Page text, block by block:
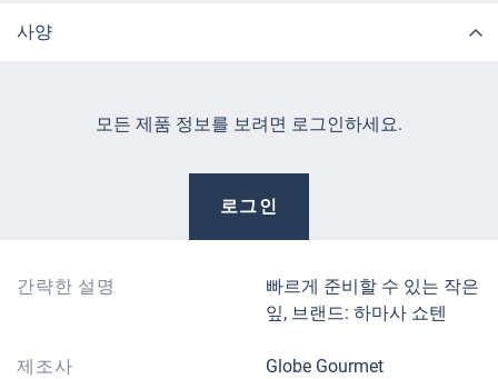
사양
모든 제품 정보를 보려면 로그인하세요.
로그인
간략한 설명
빠르게 준비할 수 있는 작은
잎, 브랜드: 하마사 쇼텐
제조사 Globe Gourmet